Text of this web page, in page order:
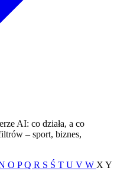
AI: co działa, a co
– sport, biznes,
O PQ R S Ś T U V W X Y